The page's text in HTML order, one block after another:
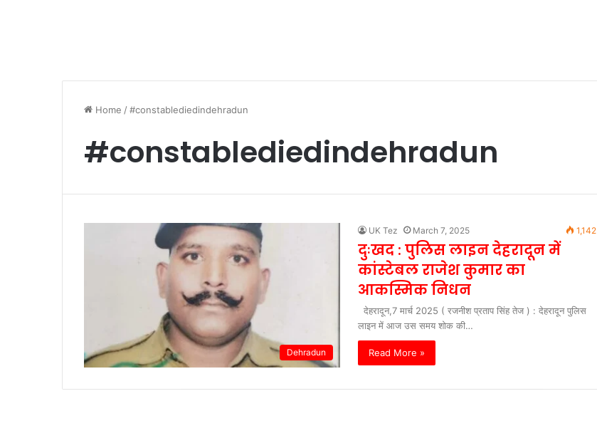
Home /#constablediedindehradun
#constablediedindehradun
Dehradun
UK Tez March 7, 2025 1,142
दुःखद : पुलिस लाइन देहरादून में
कांस्टेबल राजेश कुमार का
आकस्मिक निधन
देहरादून,7 मार्च 2025 ( रजनीश प्रताप सिंह तेज ) : देहरादून पुलिस
लाइन में आज उस समय शोक की…
Read More »